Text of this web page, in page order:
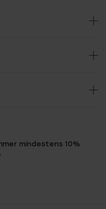
mindestens 10%